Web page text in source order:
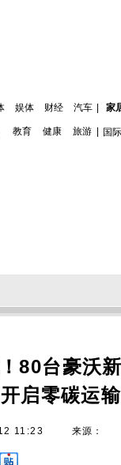
娱体 财经 汽车 家
教育 健康 旅游 国际
80台豪沃
启零碳运
11:23 来源：